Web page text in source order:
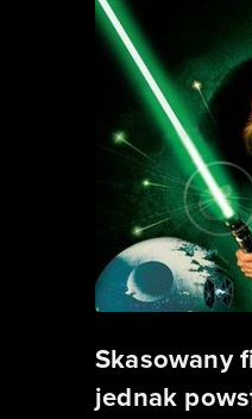
Skasowany
jednak